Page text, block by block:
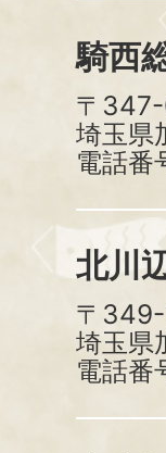
騎西
〒
埼玉県
電話番
北川
〒
埼玉県
電話番